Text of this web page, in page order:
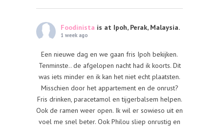
Foodinista is at Ipoh, Perak, Malaysia.
1 week ago
Een nieuwe dag en we gaan fris Ipoh bekijken.
Tenminste.. de afgelopen nacht had ik koorts. Dit
was iets minder en ik kan het niet echt plaatsten.
Misschien door het appartement en de onrust?
Fris drinken, paracetamol en tijgerbalsem helpen.
Ook de ramen weer open. Ik wil er sowieso uit en
voel me snel beter. Ook Philou sliep onrustig en